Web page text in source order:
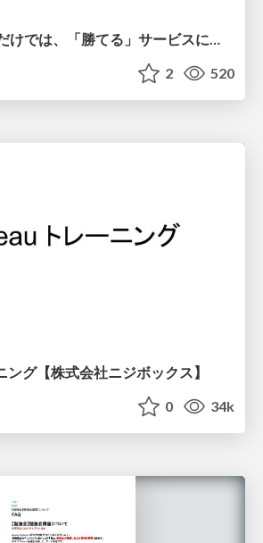
「使いやすさ」だけでは、「勝てる」サービスにはならない。〜KPIとUXの分断を埋める、サービス戦略という「指針」〜
2 520
ング【株式会社ニジボックス】
0 34k